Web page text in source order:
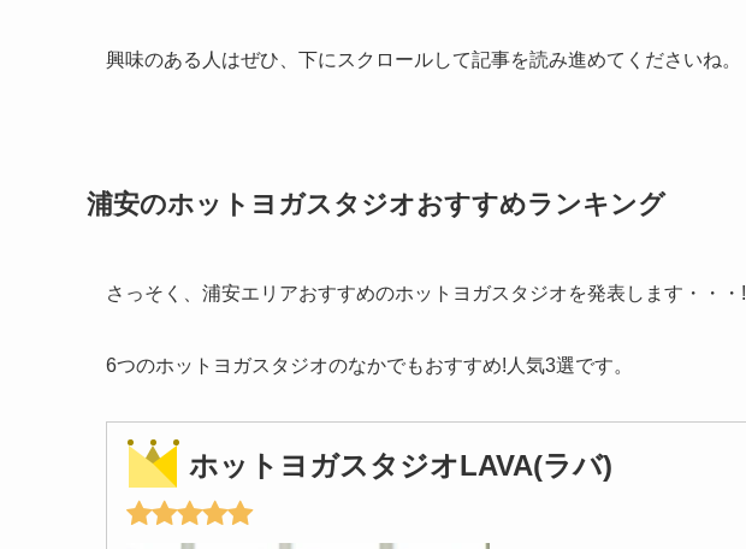
興味のある人はぜひ、下にスクロールして記事を読み進めてくださいね。
浦安のホットヨガスタジオおすすめランキング
さっそく、浦安エリアおすすめのホットヨガスタジオを発表します・・・!
6つのホットヨガスタジオのなかでもおすすめ!人気3選です。
ホットヨガスタジオLAVA(ラバ)